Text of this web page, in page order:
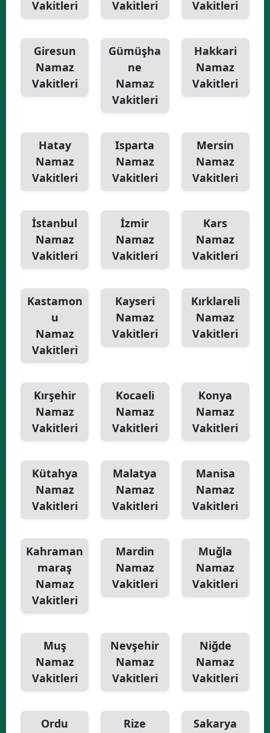
Vakitleri
Vakitleri
Vakitleri
Giresun
Namaz
Vakitleri
Gümüşha
ne
Namaz
Vakitleri
Hakkari
Namaz
Vakitleri
Hatay
Namaz
Vakitleri
Isparta
Namaz
Vakitleri
Mersin
Namaz
Vakitleri
İstanbul
Namaz
Vakitleri
İzmir
Namaz
Vakitleri
Kars
Namaz
Vakitleri
Kastamon
u
Namaz
Vakitleri
Kayseri
Namaz
Vakitleri
Kırklareli
Namaz
Vakitleri
Kırşehir
Namaz
Vakitleri
Kocaeli
Namaz
Vakitleri
Konya
Namaz
Vakitleri
Kütahya
Namaz
Vakitleri
Malatya
Namaz
Vakitleri
Manisa
Namaz
Vakitleri
Kahraman
maraş
Namaz
Vakitleri
Mardin
Namaz
Vakitleri
Muğla
Namaz
Vakitleri
Muş
Namaz
Vakitleri
Nevşehir
Namaz
Vakitleri
Niğde
Namaz
Vakitleri
Ordu
Rize
Sakarya